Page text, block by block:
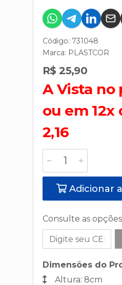
Código: 731048
Marca: PLASTCOR
R$ 25,90
A Vista no
ou em 12x
2,16
Adicionar
Consulte as
Dimensões do
Altura: 8cm